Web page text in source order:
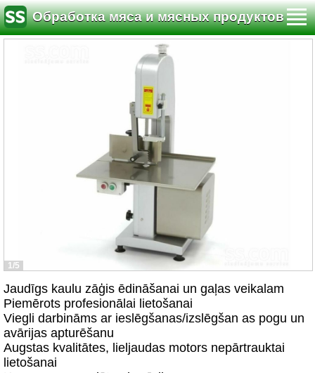
Обработка мяса и мясных продуктов
1/5
Jaudīgs kaulu zāģis ēdināšanai un gaļas veikalam
Piemērots profesionālai lietošanai
Viegli darbināms ar ieslēgšanas/izslēgšan as pogu un
avārijas apturēšanu
Augstas kvalitātes, lieljaudas motors nepārtrauktai
lietošanai